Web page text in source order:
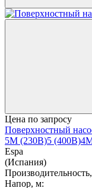
Цена по запросу
Поверхностный
5М (230В)5 (400В)
Espa
(Испания)
Напор, м: